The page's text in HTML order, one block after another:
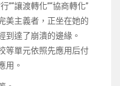
”“讓渡轉化”“協商轉化”
美主義者，正坐在她的
到達了崩潰的邊緣。
等單元依照先應用后付
用。